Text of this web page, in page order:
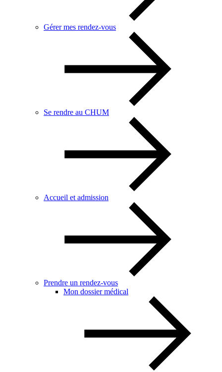
Gérer mes rendez-vous
Se rendre au CHUM
Accueil et admission
Prendre un rendez-vous
Mon dossier médical